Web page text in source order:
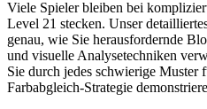
Viele Spieler bleiben bei
Level 21 stecken. Unser
genau, wie Sie herausfordernde
und visuelle Analysetechniken
Sie durch jedes schwierige Muster
Farbabgleich-Strategie